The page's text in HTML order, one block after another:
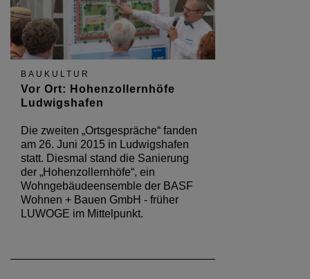
BAUKULTUR
Vor Ort: Hohenzollernhöfe
Ludwigshafen
Die zweiten „Ortsgespräche“ fanden
am 26. Juni 2015 in Ludwigshafen
statt. Diesmal stand die Sanierung
der „Hohenzollernhöfe“, ein
Wohngebäudeensemble der BASF
Wohnen + Bauen GmbH - früher
LUWOGE im Mittelpunkt.